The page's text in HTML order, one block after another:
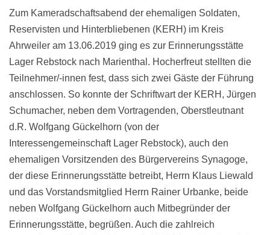
Zum Kameradschaftsabend der ehemaligen Soldaten,
Reservisten und Hinterbliebenen (KERH) im Kreis
Ahrweiler am 13.06.2019 ging es zur Erinnerungsstätte
Lager Rebstock nach Marienthal. Hocherfreut stellten die
Teilnehmer/-innen fest, dass sich zwei Gäste der Führung
anschlossen. So konnte der Schriftwart der KERH, Jürgen
Schumacher, neben dem Vortragenden, Oberstleutnant
d.R. Wolfgang Gückelhorn (von der
Interessengemeinschaft Lager Rebstock), auch den
ehemaligen Vorsitzenden des Bürgervereins Synagoge,
der diese Erinnerungsstätte betreibt, Herrn Klaus Liewald
und das Vorstandsmitglied Herrn Rainer Urbanke, beide
neben Wolfgang Gückelhorn auch Mitbegründer der
Erinnerungsstätte, begrüßen. Auch die zahlreich